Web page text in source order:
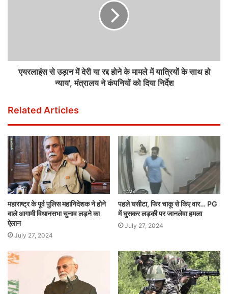
'एयरलाइंस से उड़ान में देरी या रद्द होने के मामले में यात्रियों के साथ हो
न्याय', मंत्रालय ने कंपनियों को दिया निर्देश
Related Articles
महाराष्ट्र के पूर्व पुलिस महानिदेशक ने होने
वाले आगामी विधानसभा चुनाव लड़ने का
ऐलान
July 27, 2024
पहले घसीटा, फिर चाकू से किए वार… PG
में घुसकर लड़की पर जानलेवा हमला
July 27, 2024